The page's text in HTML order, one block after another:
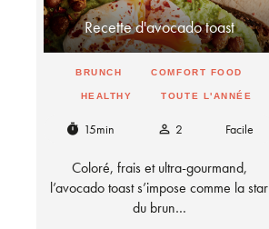
Recette d'avocado toast
BRUNCH COMFORT FOOD
HEALTHY TOUTE L'ANNÉE
timer 15min person_outline 2 Facile
Coloré, frais et ultra-gourmand,
l’avocado toast s’impose comme la star
du brun…